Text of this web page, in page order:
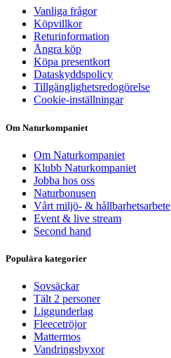
Vanliga frågor
Köpvillkor
Returinformation
Ångra köp
Köpa presentkort
Dataskyddspolicy
Tillgänglighetsredogörelse
Cookie-inställningar
Om Naturkompaniet
Om Naturkompaniet
Klubb Naturkompaniet
Jobba hos oss
Naturbonusen
Vårt miljö- & hållbarhetsarbete
Event & live stream
Second hand
Populära kategorier
Sovsäckar
Tält 2 personer
Liggunderlag
Fleecetröjor
Mattermos
Vandringsbyxor